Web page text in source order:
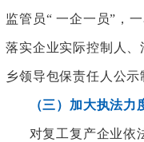
监管员“ 一企一员”，
落实企业实际控制人
乡领导包保责任人公示
（三）加大执法
对复工复产企业依